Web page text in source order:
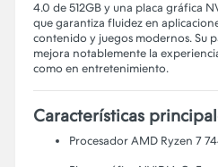
4.0 de 512GB y una placa gráfica
que garantiza fluidez en
contenido y juegos modernos. Su
mejora notablemente la
como en entretenimiento.
Características
Procesador AMD Ryzen 7